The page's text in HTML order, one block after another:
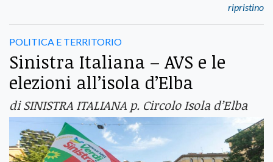
ripristino
POLITICA E TERRITORIO
Sinistra Italiana – AVS e le
elezioni all’isola d’Elba
di SINISTRA ITALIANA p. Circolo Isola d’Elba